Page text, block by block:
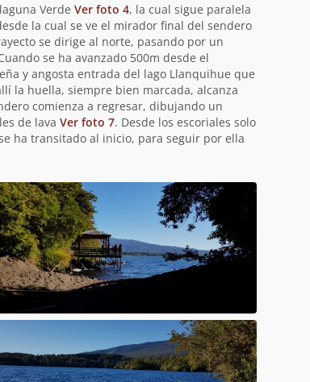
Verde Ver foto 4, la cual sigue paralela
la cual se ve el mirador final del sendero
se dirige al norte, pasando por un
se ha avanzado 500m desde el
y angosta entrada del lago Llanquihue que
la huella, siempre bien marcada, alcanza
comienza a regresar, dibujando un
de lava Ver foto 7. Desde los escoriales solo
ha transitado al inicio, para seguir por ella